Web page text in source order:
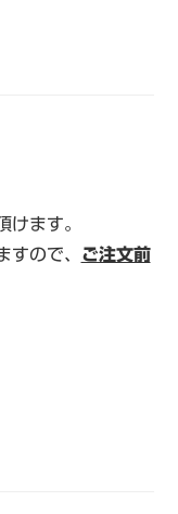
けます。
すので、 ご注文前